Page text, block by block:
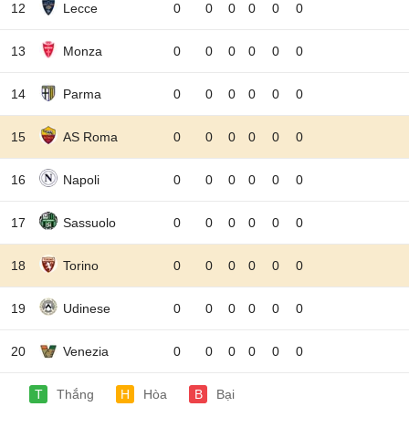
12 Lecce 0 0 0 0 0 0
13 Monza 0 0 0 0 0 0
14 Parma 0 0 0 0 0 0
15 AS Roma 0 0 0 0 0 0
16 Napoli 0 0 0 0 0 0
17 Sassuolo 0 0 0 0 0 0
18 Torino 0 0 0 0 0 0
19 Udinese 0 0 0 0 0 0
20 Venezia 0 0 0 0 0 0
T Thắng H Hòa B Bại